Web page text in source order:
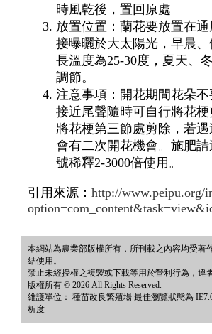
時風乾後，置回原處
放置位置：蘭花要放置在
接曝曬於大太陽光，早晨
長溫度為25-30度，夏天、
調節。
注意事項：開花期間花朵
接近尾聲隨時可自行將花
將花梗第三節處剪除，若遇
會有二次開花機會。施肥
號稀釋2-3000倍使用。
引用來源： http://www.peipu.org/
本網站為農業部版權所有，所刊載之內容均受著
結使用。
禁止未經授權之複製或下載等用於營利行為，違
版權所有 © 2026 All Rights Reserved.
維護單位： 種苗改良繁殖場 最佳瀏覽狀態為
析度